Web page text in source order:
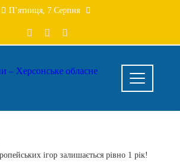
П’ятниця, 7 Серпня
ігор залишається рівно 1 рік!